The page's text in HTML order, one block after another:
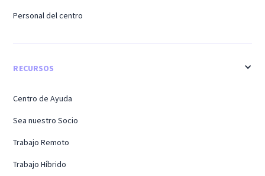
Personal del centro
RECURSOS
Centro de Ayuda
Sea nuestro Socio
Trabajo Remoto
Trabajo Híbrido